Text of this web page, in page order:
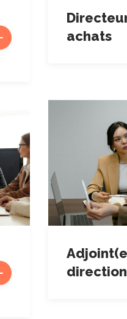
achats
direction